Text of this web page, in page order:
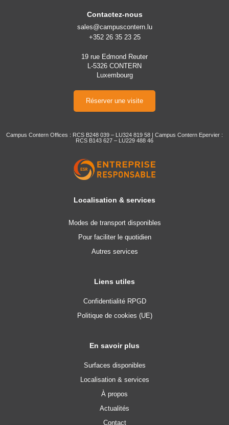
Contactez-nous
sales@campuscontern.lu
+352 26 35 23 25
19 rue Edmond Reuter
L-5326 CONTERN
Luxembourg
Réserver une visite
Campus Contern Offices : RCS B248 039 – LU324 819 58 | Campus Contern Epervier :
RCS B143 627 – LU229 488 46
Localisation & services
Modes de transport disponibles
Pour faciliter le quotidien
Autres services
Liens utiles
Confidentialité RPGD
Politique de cookies (UE)
En savoir plus
Surfaces disponibles
Localisation & services
À propos
Actualités
Contact